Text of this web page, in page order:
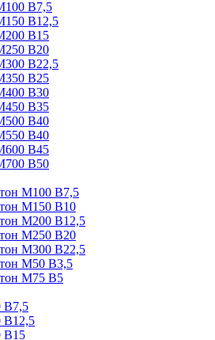
В7,5
В12,5
В15
В20
В22,5
В25
В30
В35
В40
В40
В45
В50
М100 В7,5
М150 В10
М200 В12,5
М250 В20
М300 В22,5
М50 В3,5
М75 В5
В7,5
В15